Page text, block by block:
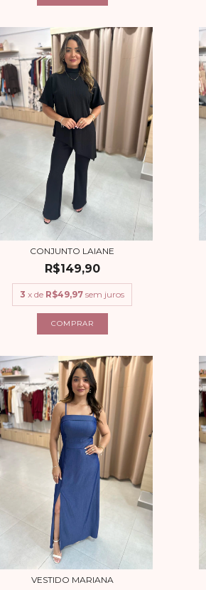
CONJUNTO LAIANE
R$149,90
3 x de R$49,97 sem juros
COMPRAR
VESTIDO MARIANA